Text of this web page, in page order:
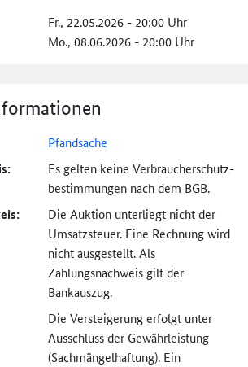
Fr., 22.05.2026 - 20:00 Uhr
Mo., 08.06.2026 - 20:00 Uhr
Pfandsache
Es gelten keine Verbraucher­schutz­
bestimmungen nach dem BGB.
Die Auktion unterliegt nicht der
Umsatzsteuer. Eine Rechnung wird
nicht ausgestellt. Als
Zahlungsnachweis gilt der
Bankauszug.
Die Versteigerung erfolgt unter
Ausschluss der Gewährleistung
(Sachmängel­haftung). Ein